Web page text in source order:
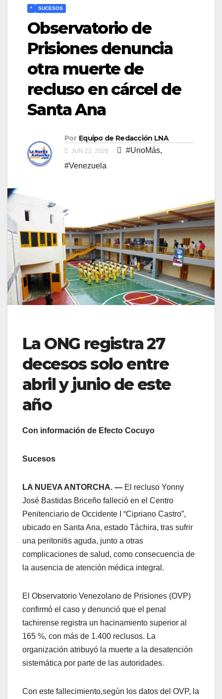
* SUCESOS
Observatorio de
Prisiones denuncia
otra muerte de
recluso en cárcel de
Santa Ana
Por Equipo de Redacción LNA
JUN 22, 2026 #UnoMás,
#Venezuela
La ONG registra 27
decesos solo entre
abril y junio de este
año
Con información de Efecto Cocuyo
Sucesos
LA NUEVA ANTORCHA. — El recluso Yonny
José Bastidas Briceño falleció en el Centro
Penitenciario de Occidente I “Cipriano Castro”,
ubicado en Santa Ana, estado Táchira, tras sufrir
una peritonitis aguda, junto a otras
complicaciones de salud, como consecuencia de
la ausencia de atención médica integral.
El Observatorio Venezolano de Prisiones (OVP)
confirmó el caso y denunció que el penal
tachirense registra un hacinamiento superior al
165 %, con más de 1.400 reclusos. La
organización atribuyó la muerte a la desatención
sistemática por parte de las autoridades.
Con este fallecimiento,según los datos del OVP, la